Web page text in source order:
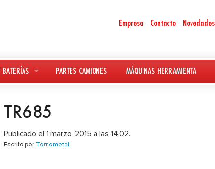
Empresa Contacto Novedades
PARTES CAMIONES MÁQUINAS HERRAMIENTA
TR685
Publicado el 1 marzo, 2015 a las 14:02.
Escrito por Tornometal